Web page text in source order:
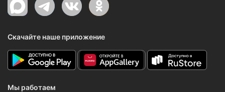
Скачайте наше приложение
Мы работаем